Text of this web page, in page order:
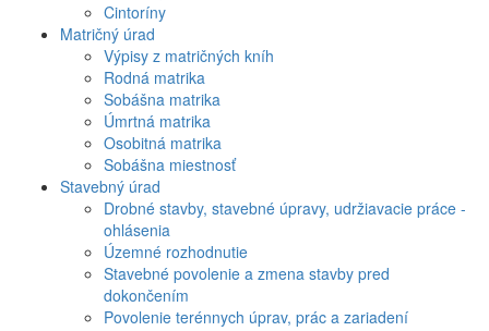
Cintoríny
Matričný úrad
Výpisy z matričných kníh
Rodná matrika
Sobášna matrika
Úmrtná matrika
Osobitná matrika
Sobášna miestnosť
Stavebný úrad
Drobné stavby, stavebné úpravy, udržiavacie práce -
ohlásenia
Územné rozhodnutie
Stavebné povolenie a zmena stavby pred
dokončením
Povolenie terénnych úprav, prác a zariadení